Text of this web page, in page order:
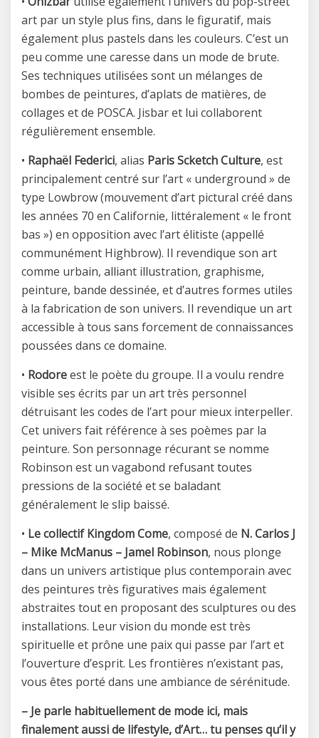
art par un style plus fins, dans le figuratif, mais
également plus pastels dans les couleurs. C’est un
peu comme une caresse dans un mode de brute.
Ses techniques utilisées sont un mélanges de
bombes de peintures, d’aplats de matières, de
collages et de POSCA. Jisbar et lui collaborent
régulièrement ensemble.
• Raphaël Federici, alias Paris Scketch Culture, est
principalement centré sur l’art « underground » de
type Lowbrow (mouvement d’art pictural créé dans
les années 70 en Californie, littéralement « le front
bas ») en opposition avec l’art élitiste (appellé
communément Highbrow). Il revendique son art
comme urbain, alliant illustration, graphisme,
peinture, bande dessinée, et d’autres formes utiles
à la fabrication de son univers. Il revendique un art
accessible à tous sans forcement de connaissances
poussées dans ce domaine.
• Rodoreest le poète du groupe. Il a voulu rendre
visible ses écrits par un art très personnel
détruisant les codes de l’art pour mieux interpeller.
Cet univers fait référence à ses poèmes par la
peinture. Son personnage récurant se nomme
Robinson est un vagabond refusant toutes
pressions de la société et se baladant
généralement le slip baissé.
• Le collectif Kingdom Come, composé de N. Carlos J
– Mike McManus – Jamel Robinson, nous plonge
dans un univers artistique plus contemporain avec
des peintures très figuratives mais également
abstraites tout en proposant des sculptures ou des
installations. Leur vision du monde est très
spirituelle et prône une paix qui passe par l’art et
l’ouverture d’esprit. Les frontières n’existant pas,
vous êtes porté dans une ambiance de sérénitude.
– Je parle habituellement de mode ici, mais
finalement aussi de lifestyle, d’Art… tu penses qu’il y